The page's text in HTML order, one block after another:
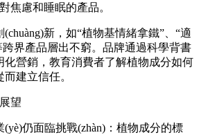
焦慮和睡眠的產品。
新，如“植物基情緒拿鐵”、“適
跨界產品層出不窮。品牌通過科學背書
化營銷，教育消費者了解植物成分如何
建立信任。
望
仍面臨挑戰(zhàn)：植物成分的標